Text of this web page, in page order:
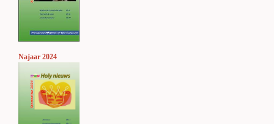
Najaar 2024